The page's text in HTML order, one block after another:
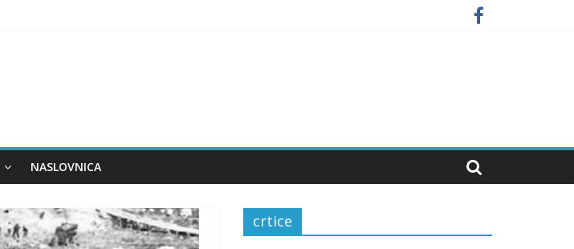
NASLOVNICA
crtice